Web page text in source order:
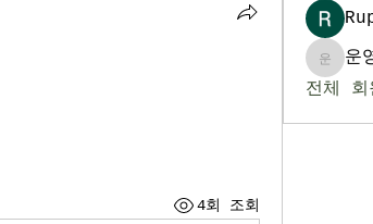
4회 조회
운영자
운
전체